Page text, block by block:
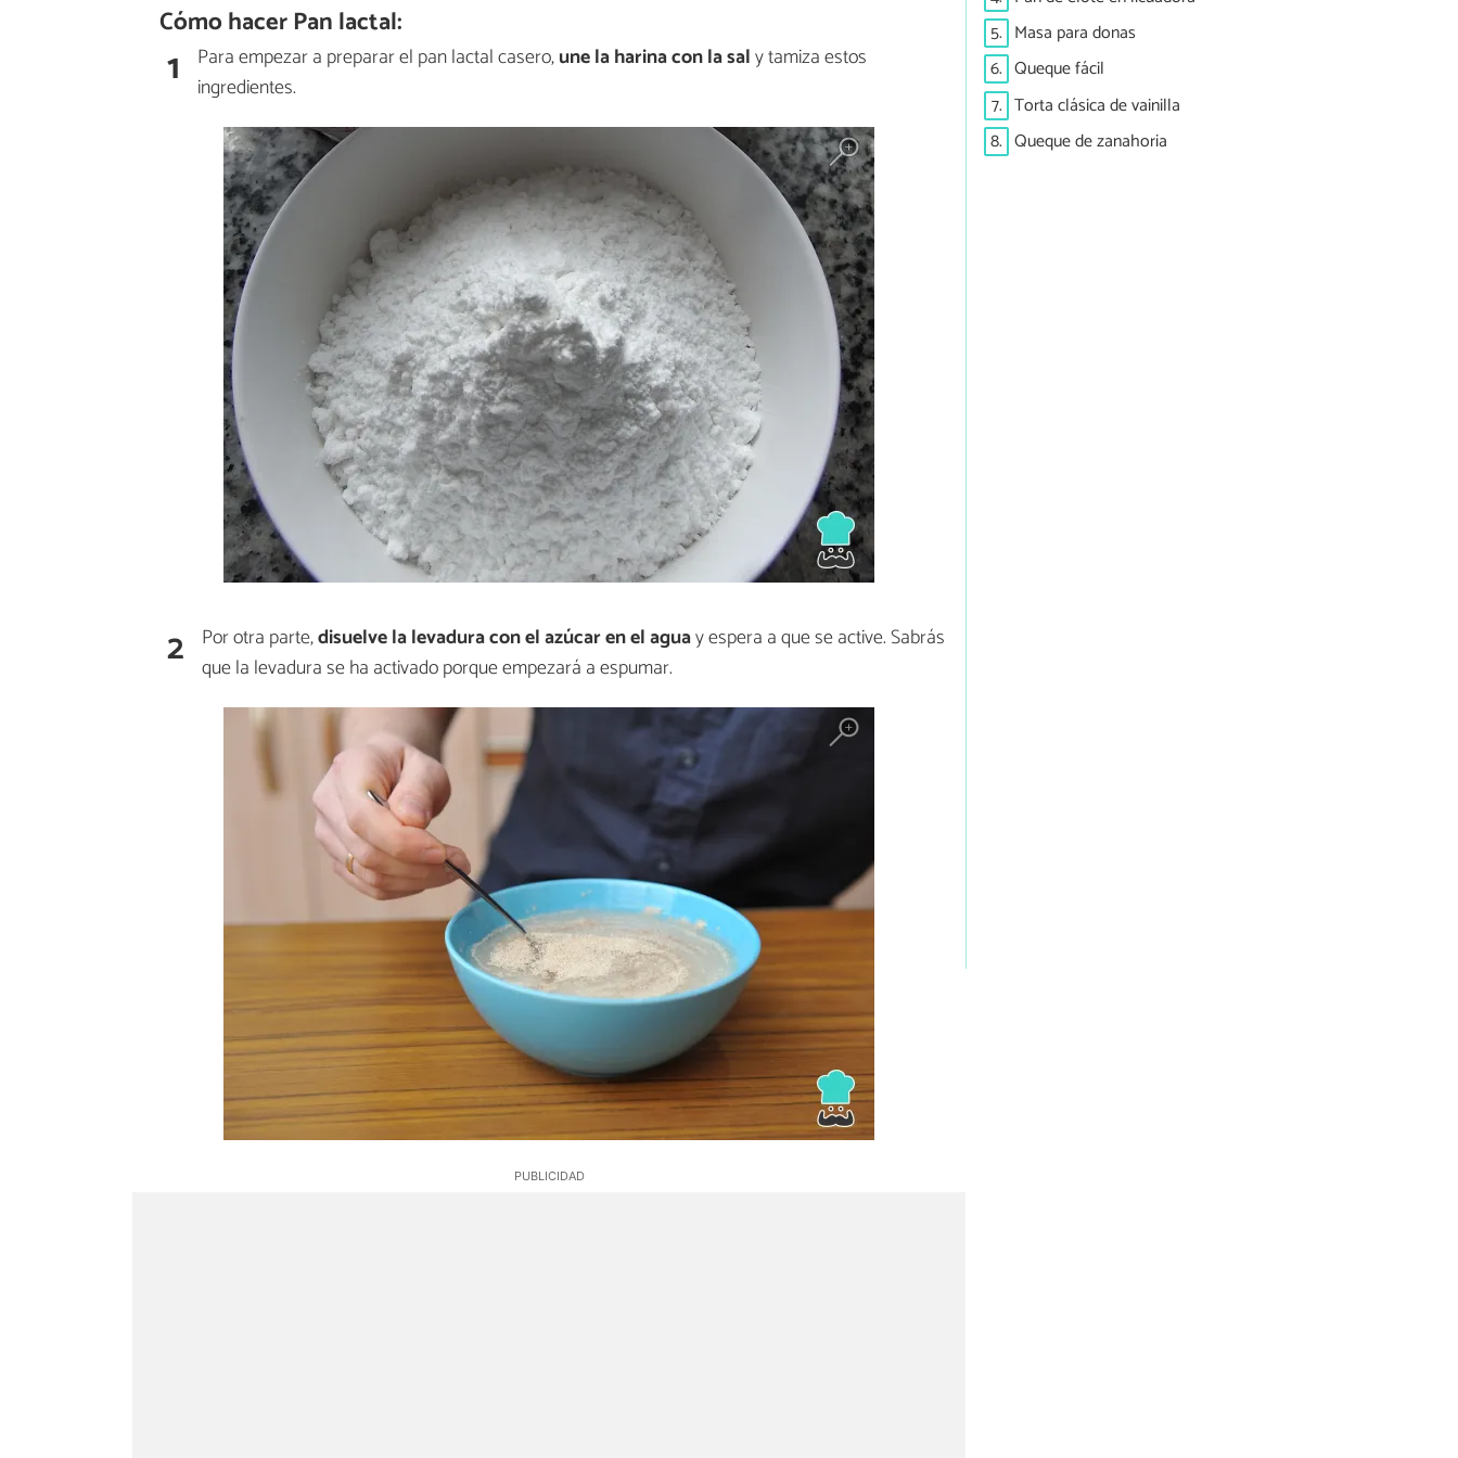
Cómo hacer Pan lactal:
1 Para empezar a preparar el pan lactal casero,une la harina con la saly tamiza estos
ingredientes.
2 Por otra parte,disuelve la levadura con el azúcar en el aguay espera a que se active. Sabrás
que la levadura se ha activado porque empezará a espumar.
5. Masa para donas
6. Queque fácil
7. Torta clásica de vainilla
8. Queque de zanahoria